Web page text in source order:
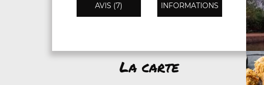
AVIS (7) INFORMATIONS
La carte